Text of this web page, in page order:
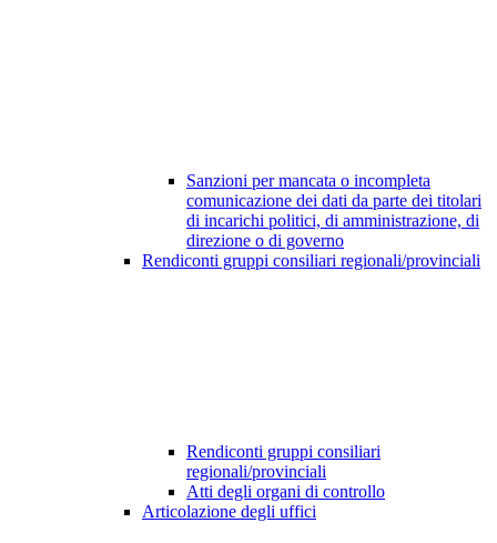
Sanzioni per mancata o incompleta
comunicazione dei dati da parte dei titolari
di incarichi politici, di amministrazione, di
direzione o di governo
Rendiconti gruppi consiliari regionali/provinciali
Rendiconti gruppi consiliari
regionali/provinciali
Atti degli organi di controllo
Articolazione degli uffici